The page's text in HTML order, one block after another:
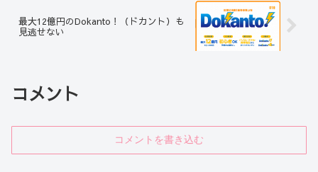
最大12億円のDokanto！（ドカント）も
見逃せない
コメント
コメントを書き込む